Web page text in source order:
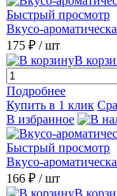
Быстрый просмотр
Вкусо-
175 ₽ / шт
В
Подробнее
Купить в 1 клик
В избранное
Быстрый просмотр
Вкусо-
166 ₽ / шт
В